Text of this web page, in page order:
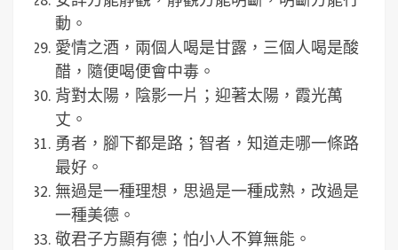
動。
愛情之酒，兩個人喝是甘露，三個人喝是酸
醋，隨便喝便會中毒。
背對太陽，陰影一片；迎著太陽，霞光萬
丈。
勇者，腳下都是路；智者，知道走哪一條路
最好。
無過是一種理想，思過是一種成熟，改過是
一種美德。
敬君子方顯有德；怕小人不算無能。